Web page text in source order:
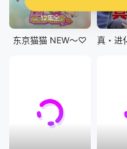
12集全
东京猫猫 NEW～♡